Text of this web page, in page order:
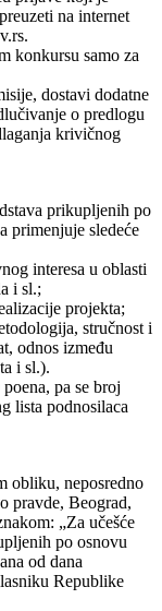
na internet
konkursu samo za
dostavi dodatne
o predlogu
krivičnog
prikupljenih po
primenjuje sledeće
interesa u oblasti
i sl.;
projekta;
stručnost i
odnos između
i sl.).
pa se broj
lista podnosilaca
obliku, neposredno
pravde, Beograd,
„Za učešće
po osnovu
od dana
Republike